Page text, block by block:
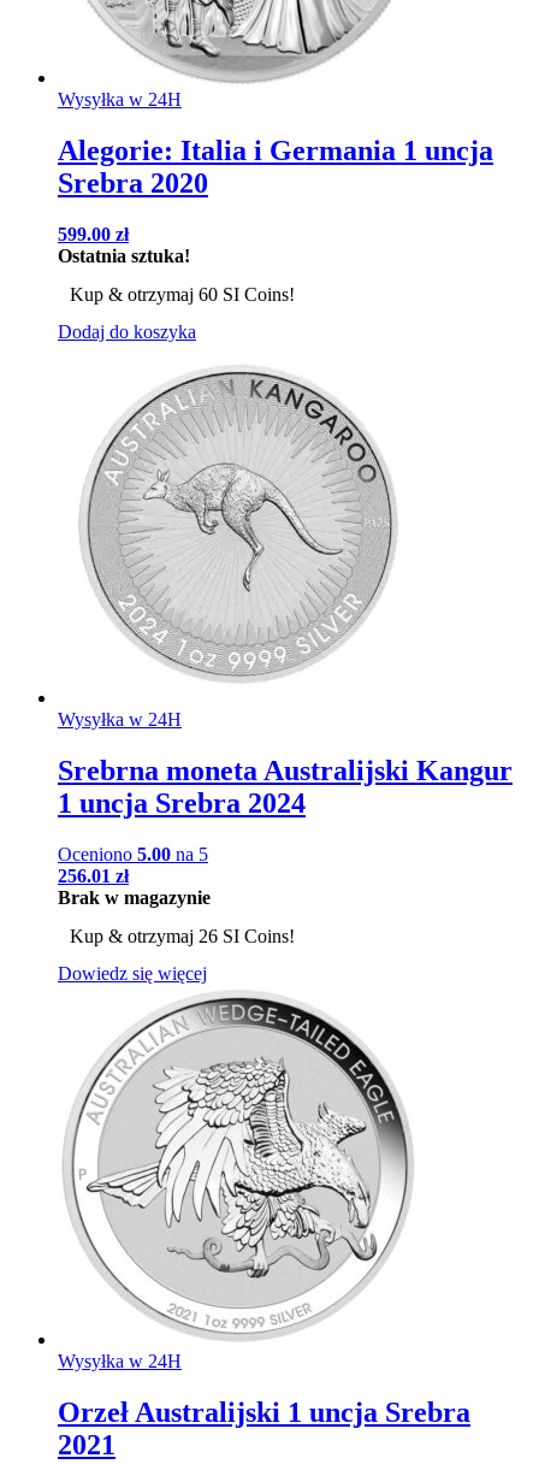
Wysyłka w 24H
Alegorie: Italia i Germania 1 uncja
Srebra 2020
599.00 zł
Ostatnia sztuka!
Kup & otrzymaj 60 SI Coins!
Dodaj do koszyka
Wysyłka w 24H
Srebrna moneta Australijski Kangur
1 uncja Srebra 2024
Oceniono 5.00 na 5
256.01 zł
Brak w magazynie
Kup & otrzymaj 26 SI Coins!
Dowiedz się więcej
Wysyłka w 24H
Orzeł Australijski 1 uncja Srebra
2021